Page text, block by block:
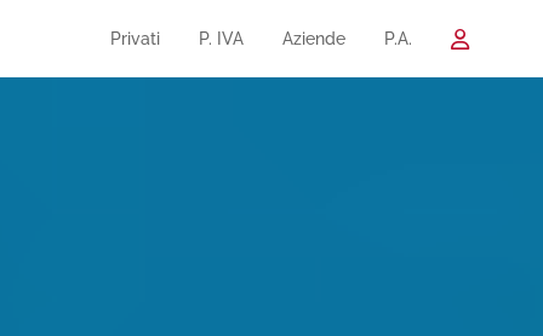
Privati P. IVA Aziende P.A.